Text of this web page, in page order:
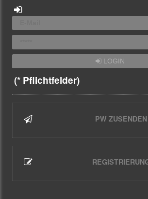
LOGIN
(* Pflichtfelder)
PW ZUSENDEN